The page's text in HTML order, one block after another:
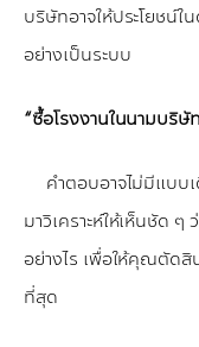
บริษัทอาจให้ประโยชน์ใ
อย่างเป็นระบบ
“ซื้อโรงงานในนามบริ
คำตอบอาจไม่มีแบบ
มาวิเคราะห์ให้เห็นชัด
อย่างไร เพื่อให้คุณตัดสิ
ที่สุด